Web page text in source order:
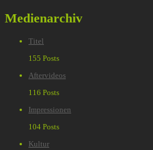
Medienarchiv
Titel
155 Posts
Aftervideos
116 Posts
Impressionen
104 Posts
Kultur